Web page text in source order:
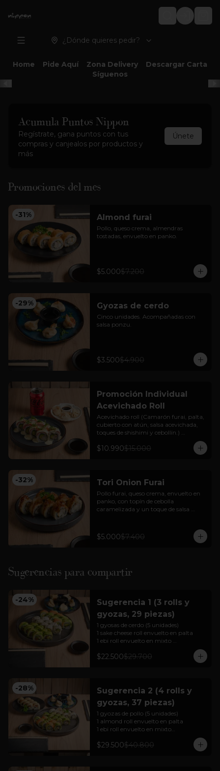
Login
¿Dónde quieres pedir?
Home Pide Aquí Zona Delivery
Descargar Carta
Síguenos
Acumula Puntos Nippon
Regístrate, gana puntos con tus
compras y canjealos por productos y
más
Únete
Promociones del mes
-31% Almond furai
Pollo, queso crema, almendras
tostadas, envuelto en panko.
$5.000$7.200
-29% Gyozas de cerdo
Cinco unidades. Acompañadas con
salsa ponzu.
$3.500$4.900
Promoción Individual
Acevichado Roll
Acevichado roll (Camarón furai, palta,
cubierto con atún, salsa acevichada,
toques de shishimi y cebollín.)
+ bebida en lata + 3 unidades gyozas
de cerdo o pollo
$10.990$15.000
-32% Tori Onion Furai
Pollo furai, queso crema, envuelto en
panko, con topín de cebolla
caramelizada y un toque de salsa
$5.000$7.400
Sugerencias para compartir
-24%
Sugerencia 1 (3 rolls y
gyozas, 29 piezas)
1 gyosas de cerdo (5 unidades)
1 sake cheese roll envuelto en palta
1 ebi roll envuelto en mixto
$22.500$29.700
-28%
Sugerencia 2 (4 rolls y
gyozas, 37 piezas)
1 gyozas de pollo (5 unidades)
1 almond roll envuelto en palta
1 ebi roll envuelto en mixto
1 chiizu onion roll envuelto en queso
$29.500$40.800